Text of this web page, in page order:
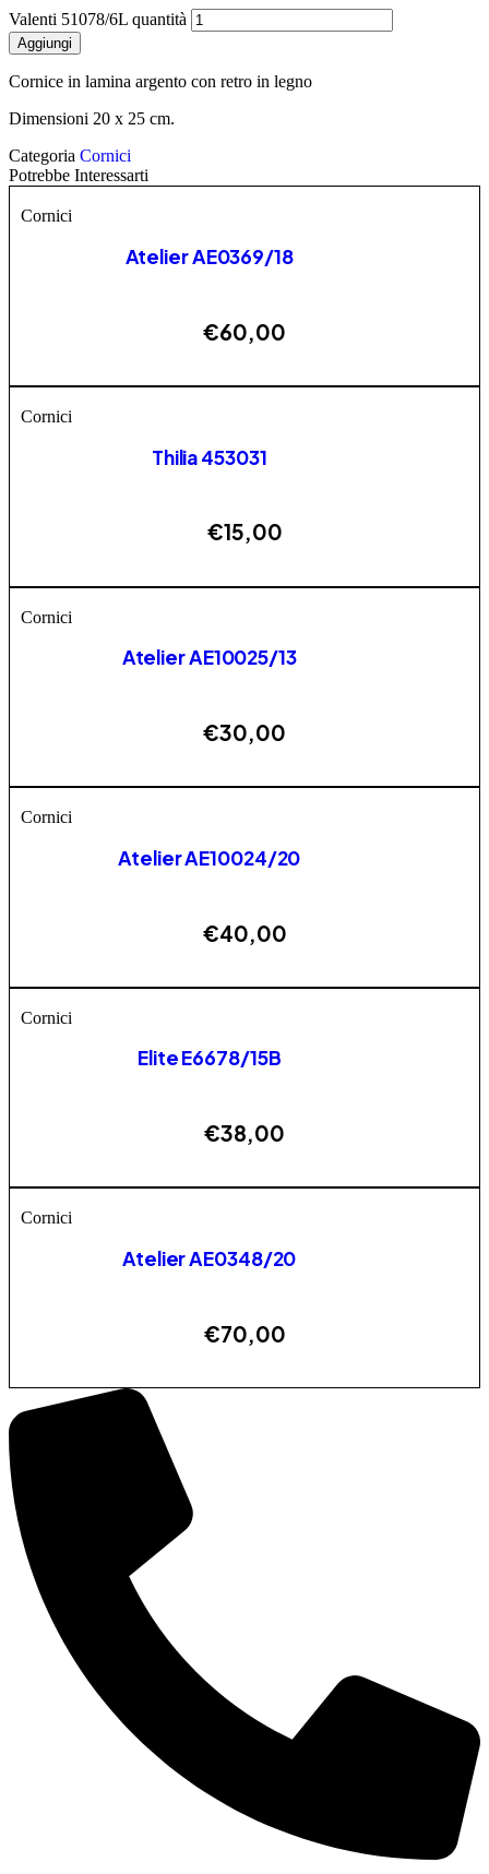
Valenti 51078/6L quantità
Aggiungi
Cornice in lamina argento con retro in legno
Dimensioni 20 x 25 cm.
Categoria Cornici
Potrebbe Interessarti
Cornici
Atelier AE0369/18
€60,00
Cornici
Thilia 453031
€15,00
Cornici
Atelier AE10025/13
€30,00
Cornici
Atelier AE10024/20
€40,00
Cornici
Elite E6678/15B
€38,00
Cornici
Atelier AE0348/20
€70,00